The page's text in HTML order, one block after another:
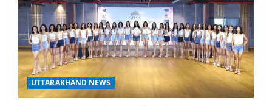
UTTARAKHAND NEWS